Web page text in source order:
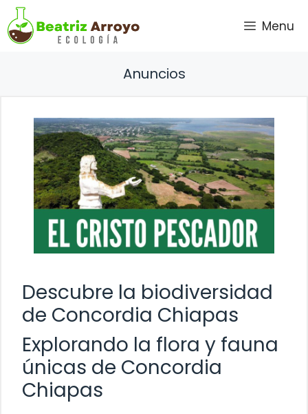
Saltar
al
contenido
Menu
Anuncios
Descubre la biodiversidad
de Concordia Chiapas
Explorando la flora y fauna
únicas de Concordia
Chiapas